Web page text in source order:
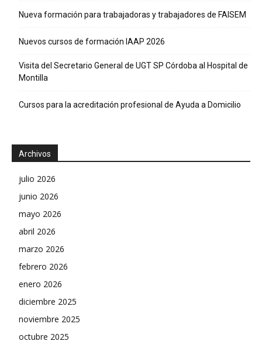
Nueva formación para trabajadoras y trabajadores de FAISEM
Nuevos cursos de formación IAAP 2026
Visita del Secretario General de UGT SP Córdoba al Hospital de
Montilla
Cursos para la acreditación profesional de Ayuda a Domicilio
Archivos
julio 2026
junio 2026
mayo 2026
abril 2026
marzo 2026
febrero 2026
enero 2026
diciembre 2025
noviembre 2025
octubre 2025